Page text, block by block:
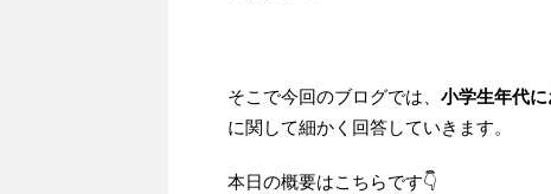
そこで今回のブログでは、 小学生年代
に関して細かく回答していきます。
本日の概要はこちらです👇